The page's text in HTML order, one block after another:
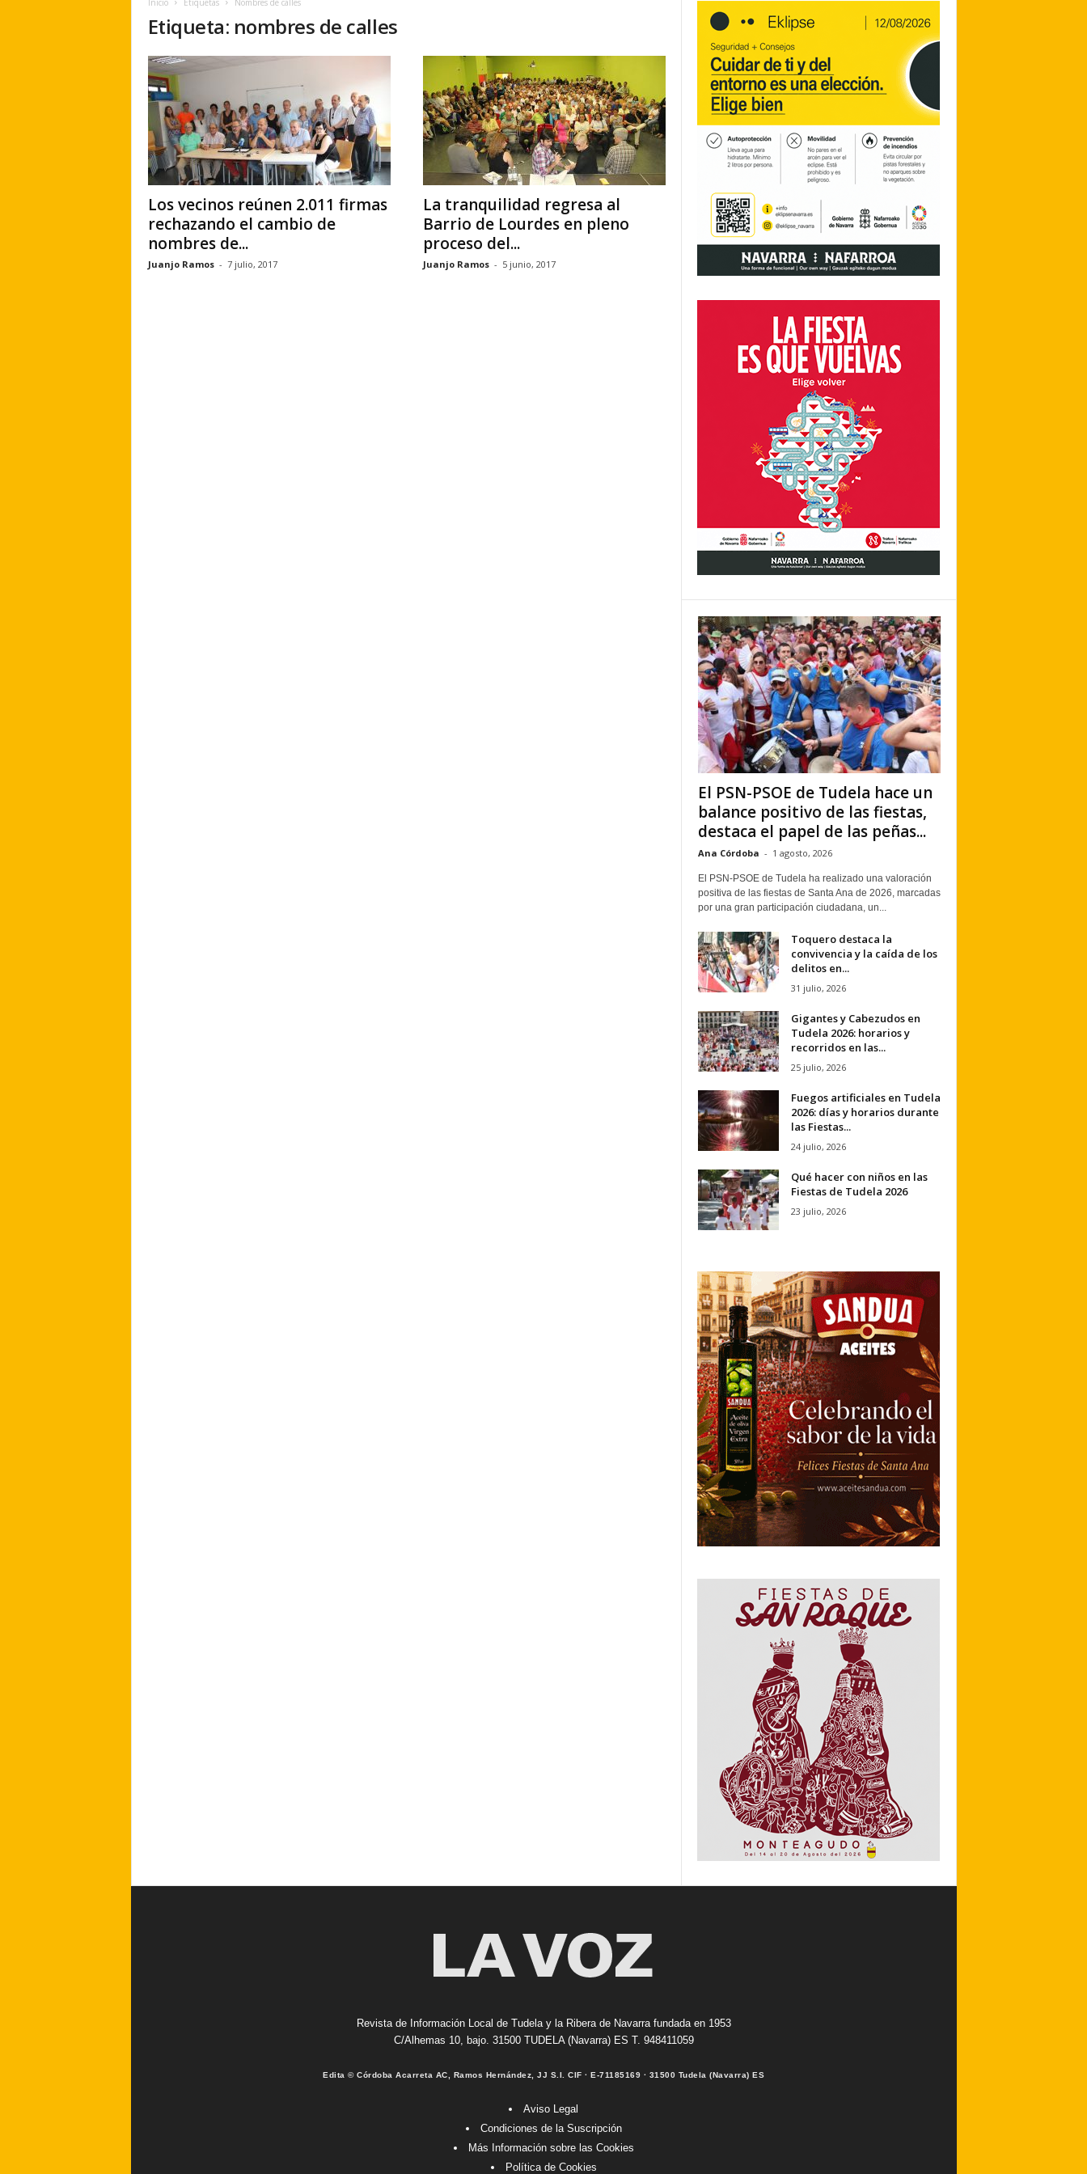
Inicio Etiquetas Nombres de calles
Etiqueta: nombres de calles
Los vecinos reúnen 2.011 firmas
rechazando el cambio de
nombres de...
Juanjo Ramos - 7 julio, 2017
La tranquilidad regresa al
Barrio de Lourdes en pleno
proceso del...
Juanjo Ramos - 5 junio, 2017
El PSN-PSOE de Tudela hace un
balance positivo de las fiestas,
destaca el papel de las peñas...
Ana Córdoba - 1 agosto, 2026
El PSN-PSOE de Tudela ha realizado una valoración
positiva de las fiestas de Santa Ana de 2026, marcadas
por una gran participación ciudadana, un...
Toquero destaca la
convivencia y la caída de los
delitos en...
31 julio, 2026
Gigantes y Cabezudos en
Tudela 2026: horarios y
recorridos en las...
25 julio, 2026
Fuegos artificiales en Tudela
2026: días y horarios durante
las Fiestas...
24 julio, 2026
Qué hacer con niños en las
Fiestas de Tudela 2026
23 julio, 2026
Revista de Información Local de Tudela y la Ribera de Navarra fundada en 1953
C/Alhemas 10, bajo. 31500 TUDELA (Navarra) ES T. 948411059
Edita © Córdoba Acarreta AC, Ramos Hernández, JJ S.I. CIF · E-71185169 · 31500 Tudela (Navarra) ES
Aviso Legal
Condiciones de la Suscripción
Más Información sobre las Cookies
Política de Cookies